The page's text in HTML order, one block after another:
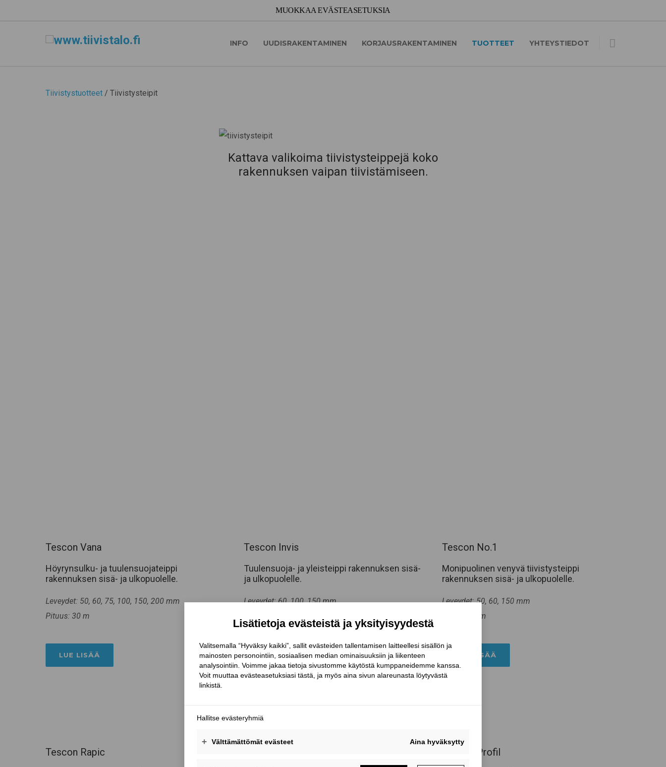
INFO UUDISRAKENTAMINEN KORJAUSRAKENTAMINEN TUOTTEET YHTEYSTIEDOT
Tiivistystuotteet / Tiivistysteipit
Kattava valikoima tiivistysteippejä koko
rakennuksen vaipan tiivistämiseen.
Tescon Vana
Höyrynsulku- ja tuulensuojateippi
rakennuksen sisä- ja ulkopuolelle.
Leveydet: 50, 60, 75, 100, 150, 200 mm
Pituus: 30 m
LUE LISÄÄ
Tescon Invis
Tuulensuoja- ja yleisteippi rakennuksen sisä-
ja ulkopuolelle.
Leveydet: 60, 100, 150 mm
LUE LISÄÄ
Tescon No.1
Monipuolinen venyvä tiivistysteippi
rakennuksen sisä- ja ulkopuolelle.
Leveydet: 50, 60, 150 mm
Pituus: 30 m
LUE LISÄÄ
Tescon Rapic Tescon Profil